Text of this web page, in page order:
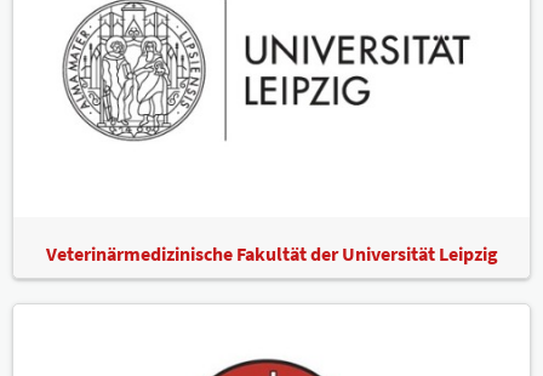
Veterinärmedizinische Fakultät der Universität Leipzig